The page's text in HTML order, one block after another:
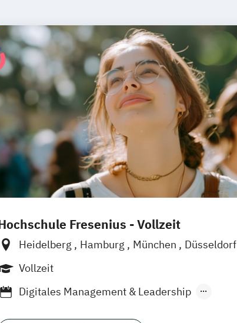
Fresenius - Vollzeit
Heidelberg Hamburg München Düsseldorf
Berlin
Vollzeit
Digitales Management & Leadership